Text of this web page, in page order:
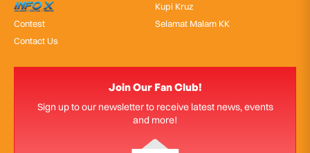
InfoX
Contest
Contact Us
Kupi Kruz
Selamat Malam KK
Join Our Fan Club!
Sign up to our newsletter to receive latest news, events
and more!